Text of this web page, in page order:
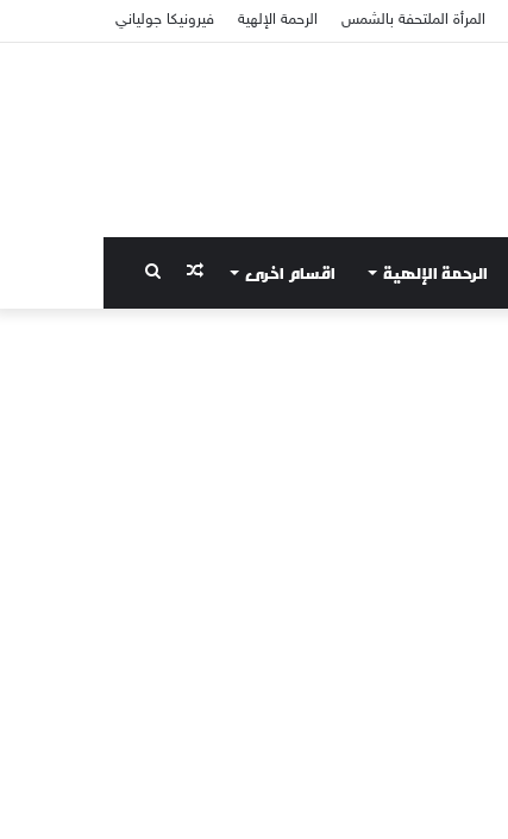
المرأة الملتحفة بالشمس الرحمة الإلهية فيرونيكا جولياني
الرحمة الإلهية اقسام اخرى بحث مقال